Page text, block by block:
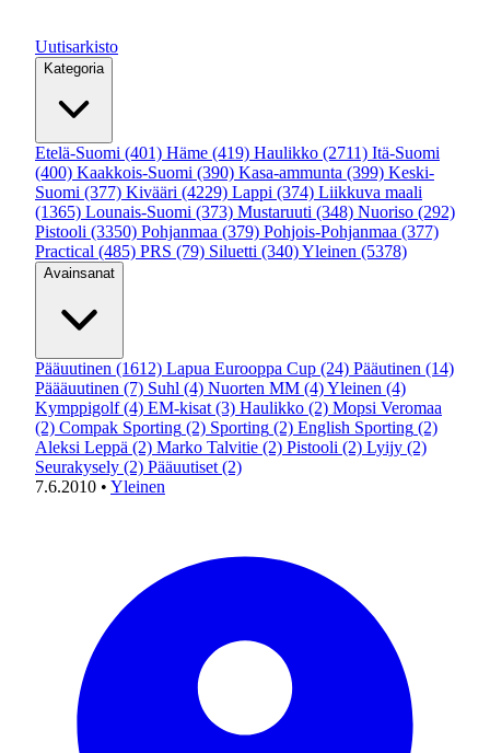
Uutisarkisto
Kategoria
Etelä-Suomi (401) Häme (419) Haulikko (2711) Itä-Suomi
(400) Kaakkois-Suomi (390) Kasa-ammunta (399) Keski-
Suomi (377) Kivääri (4229) Lappi (374) Liikkuva maali
(1365) Lounais-Suomi (373) Mustaruuti (348) Nuoriso (292)
Pistooli (3350) Pohjanmaa (379) Pohjois-Pohjanmaa (377)
Practical (485) PRS (79) Siluetti (340)Yleinen (5378)
Avainsanat
Pääuutinen (1612) Lapua Eurooppa Cup (24) Pääutinen (14)
Päääuutinen (7) Suhl (4) Nuorten MM (4)Yleinen (4)
Kymppigolf (4) EM-kisat (3) Haulikko (2) Mopsi Veromaa
(2) Compak Sporting (2) Sporting (2) English Sporting (2)
Aleksi Leppä (2) Marko Talvitie (2) Pistooli (2) Lyijy (2)
Seurakysely (2) Pääuutiset (2)
7.6.2010 • Yleinen